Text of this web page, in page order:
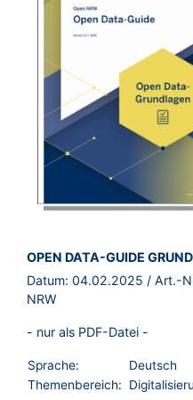
BROSCHÜRE:
OPEN DATA-GUIDE
Datum: 04.02.2025 / Art.-
NRW
- nur als PDF-Datei -
Sprache:
Deutsch
Themenbereich: